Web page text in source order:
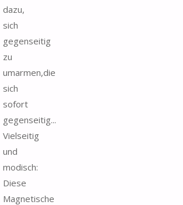
dazu,
sich
gegenseitig
zu
umarmen,die
sich
sofort
gegenseitig...
Vielseitig
und
modisch:
Diese
Magnetische